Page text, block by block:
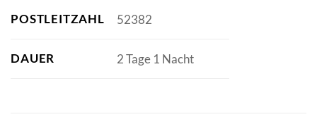
POSTLEITZAHL 52382
DAUER 2 Tage 1 Nacht